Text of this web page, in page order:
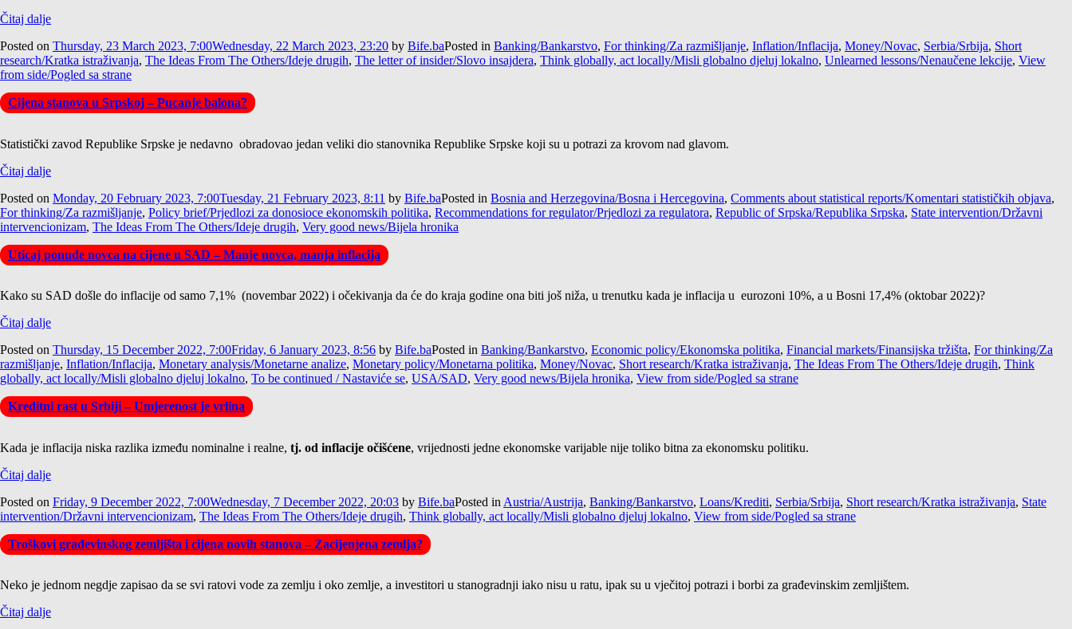
Čitaj dalje
Posted on Thursday, 23 March 2023, 7:00Wednesday, 22 March 2023, 23:20 by Bife.baPosted in Banking/Bankarstvo, For thinking/Za razmišljanje, Inflation/Inflacija, Money/Novac, Serbia/Srbija, Short
research/Kratka istraživanja, The Ideas From The Others/Ideje drugih, The letter of insider/Slovo insajdera, Think globally, act locally/Misli globalno djeluj lokalno, Unlearned lessons/Nenaučene lekcije, View
from side/Pogled sa strane
Cijena stanova u Srpskoj – Pucanje balona?
Statistički zavod Republike Srpske je nedavno obradovao jedan veliki dio stanovnika Republike Srpske koji su u potrazi za krovom nad glavom.
Čitaj dalje
Posted on Monday, 20 February 2023, 7:00Tuesday, 21 February 2023, 8:11 by Bife.baPosted in Bosnia and Herzegovina/Bosna i Hercegovina, Comments about statistical reports/Komentari statističkih objava,
For thinking/Za razmišljanje, Policy brief/Prjedlozi za donosioce ekonomskih politika, Recommendations for regulator/Prjedlozi za regulatora, Republic of Srpska/Republika Srpska, State intervention/Državni
intervencionizam, The Ideas From The Others/Ideje drugih, Very good news/Bijela hronika
Uticaj ponude novca na cijene u SAD – Manje novca, manja inflacija
Kako su SAD došle do inflacije od samo 7,1% (novembar 2022) i očekivanja da će do kraja godine ona biti još niža, u trenutku kada je inflacija u eurozoni 10%, a u Bosni 17,4% (oktobar 2022)?
Čitaj dalje
Posted on Thursday, 15 December 2022, 7:00Friday, 6 January 2023, 8:56 by Bife.baPosted in Banking/Bankarstvo, Economic policy/Ekonomska politika, Financial markets/Finansijska tržišta, For thinking/Za
razmišljanje, Inflation/Inflacija, Monetary analysis/Monetarne analize, Monetary policy/Monetarna politika, Money/Novac, Short research/Kratka istraživanja, The Ideas From The Others/Ideje drugih, Think
globally, act locally/Misli globalno djeluj lokalno, To be continued / Nastaviće se, USA/SAD, Very good news/Bijela hronika, View from side/Pogled sa strane
Kreditni rast u Srbiji – Umjerenost je vrlina
Kada je inflacija niska razlika između nominalne i realne, tj. od inflacije očišćene, vrijednosti jedne ekonomske varijable nije toliko bitna za ekonomsku politiku.
Čitaj dalje
Posted on Friday, 9 December 2022, 7:00Wednesday, 7 December 2022, 20:03 by Bife.baPosted in Austria/Austrija, Banking/Bankarstvo, Loans/Krediti, Serbia/Srbija, Short research/Kratka istraživanja, State
intervention/Državni intervencionizam, The Ideas From The Others/Ideje drugih, Think globally, act locally/Misli globalno djeluj lokalno, View from side/Pogled sa strane
Troškovi građevinskog zemljišta i cijena novih stanova – Zacijenjena zemlja?
Neko je jednom negdje zapisao da se svi ratovi vode za zemlju i oko zemlje, a investitori u stanogradnji iako nisu u ratu, ipak su u vječitoj potrazi i borbi za građevinskim zemljištem.
Čitaj dalje